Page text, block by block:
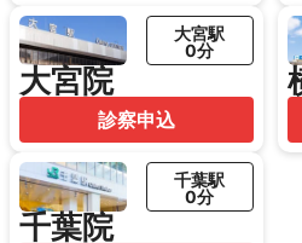
大宮院
大宮駅
0分
診察申込
千葉院
千葉駅
0分